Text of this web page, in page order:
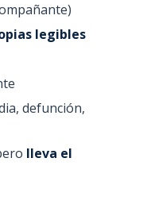
legibles
defunción,
lleva el